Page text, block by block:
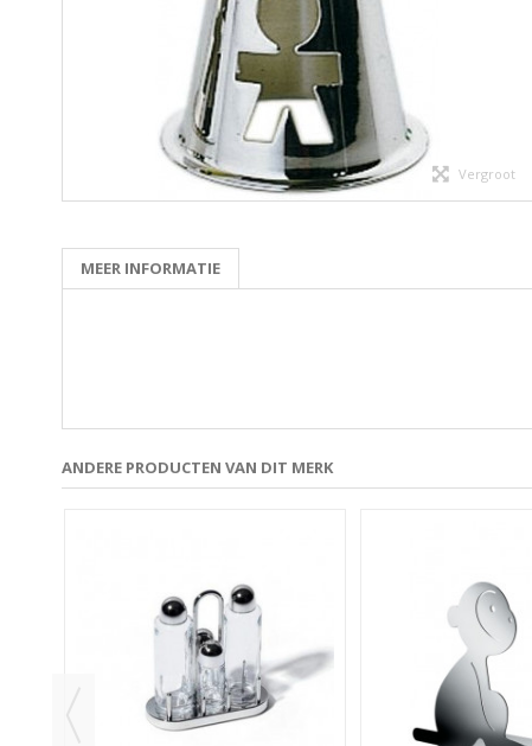
Vergroot
MEER INFORMATIE
ANDERE PRODUCTEN VAN DIT MERK